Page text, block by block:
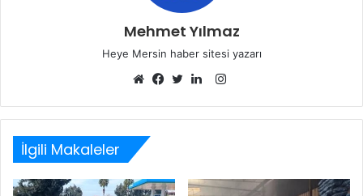
Mehmet Yılmaz
Heye Mersin haber sitesi yazarı
sitesi
Instagram
İlgili Makaleler